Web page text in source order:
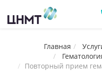
Главная
Повторный прием